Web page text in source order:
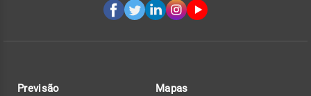
Previsão Mapas